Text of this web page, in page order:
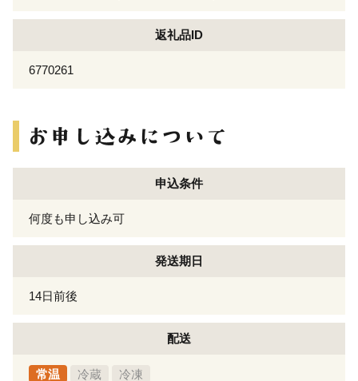
返礼品ID
6770261
申込条件
何度も申し込み可
発送期日
14日前後
配送
常温 冷蔵 冷凍